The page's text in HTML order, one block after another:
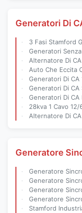
Generatori Di
3 Fasi Stamford
Generatori Senza Spazzola
Alternatore Di CA 88kva/Di
Auto Che Eccita CA Senza
Generatori Di CA 155kva/Di
Generatori Di CA Senza
Generatori Di CA Diesel
28kva 1 Cavo 12/6
Alternatore Di CA 11kva/Di
Generatore
Generatore Sincrono
Generatore Sincrono
Generatore Sincrono
Generatore Sincrono
Stamford Industriale